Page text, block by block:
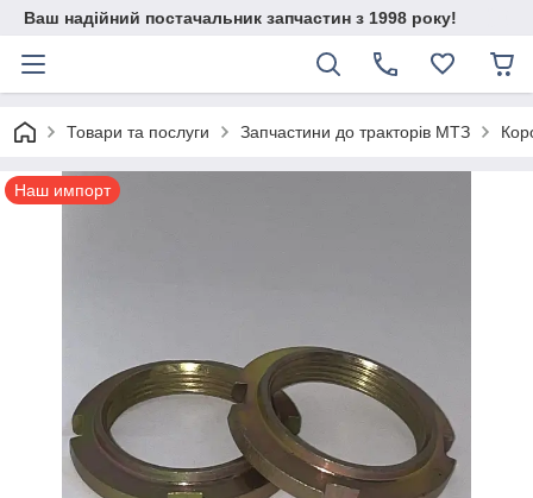
Ваш надійний постачальник запчастин з 1998 року!
Товари та послуги Запчастини до тракторів МТЗ
Наш импорт